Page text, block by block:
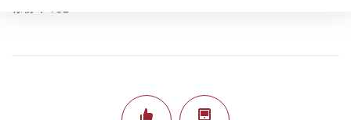
标榜平432